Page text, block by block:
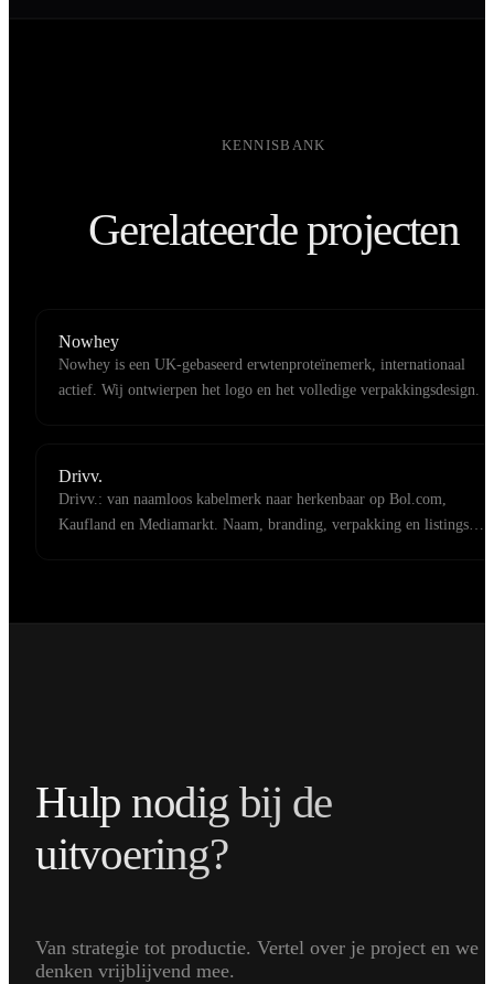
KENNISBANK
Gerelateerde projecten
Nowhey
Nowhey is een UK-gebaseerd erwtenproteïnemerk, internationaal
actief. Wij ontwierpen het logo en het volledige verpakkingsdesign.
Drivv.
Drivv.: van naamloos kabelmerk naar herkenbaar op Bol.com,
Kaufland en Mediamarkt. Naam, branding, verpakking en listings
Hulp nodig bij de
uitvoering?
Van strategie tot productie. Vertel over je project en we
denken vrijblijvend mee.